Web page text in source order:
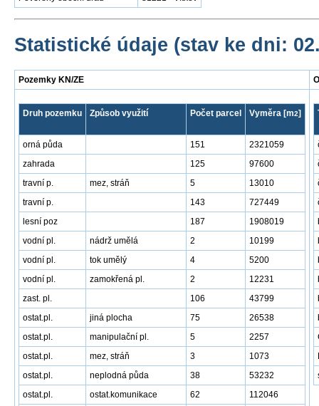
Statistické údaje (stav ke dni:
Pozemky KN/ZE
Druh pozemku Způsob využití Počet parcel Vyměra [m2]
orná půda 151
2321059
zahrada
125
97600
travní p.
mez, stráň 5
13010
travní p.
143
727449
lesní poz
187
1908019
vodní pl.
nádrž umělá 2
10199
vodní pl.
tok umělý 4
5200
vodní pl.
zamokřená pl. 2
12231
zast. pl.
106
43799
ostat.pl.
jiná plocha 75
26538
ostat.pl.
manipulační pl. 5
2257
ostat.pl.
mez, stráň 3
1073
ostat.pl.
neplodná půda 38
53232
ostat.pl.
ostat.komunikace 62
112046